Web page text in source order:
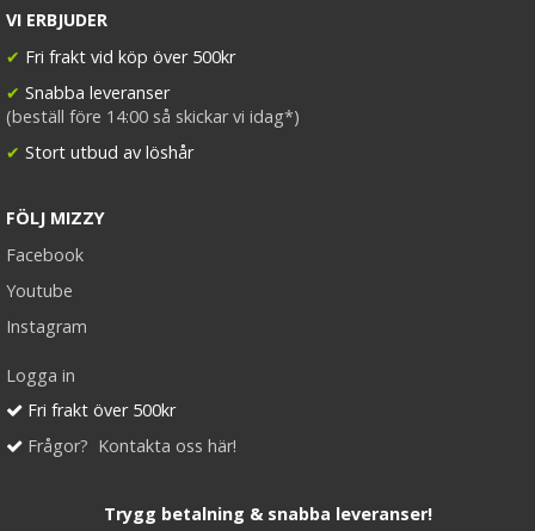
VI ERBJUDER
✔ Fri frakt vid köp över 500kr
✔ Snabba leveranser
(beställ före 14:00 så skickar vi idag*)
✔ Stort utbud av löshår
FÖLJ MIZZY
Facebook
Youtube
Instagram
Logga in
Fri frakt över 500kr
Frågor? Kontakta oss här!
Trygg betalning & snabba leveranser!